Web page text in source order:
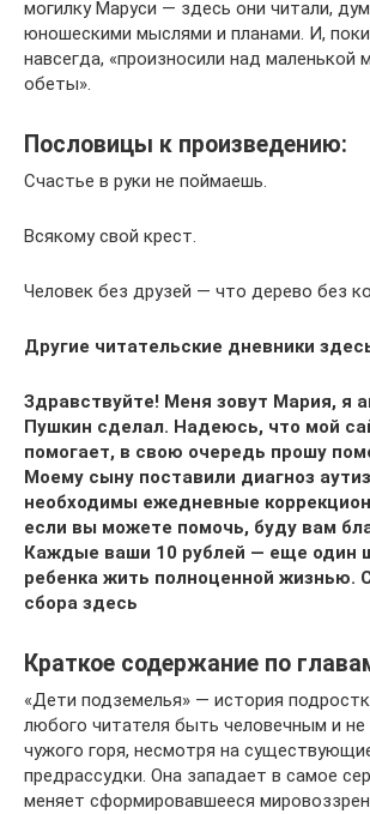
могилку Маруси — здесь они читали,
юношескими мыслями и планами. И,
навсегда, «произносили над маленькой
обеты».
Пословицы к произведению:
Счастье в руки не поймаешь.
Всякому свой крест.
Человек без друзей — что дерево без
Другие читательские дневники
Здравствуйте! Меня зовут Мария, я
Пушкин сделал. Надеюсь, что мой
помогает, в свою очередь прошу
Моему сыну поставили диагноз
необходимы ежедневные
если вы можете помочь, буду вам
Каждые ваши 10 рублей — еще один
ребенка жить полноценной жизнью.
сбора здесь
Краткое содержание по
«Дети подземелья» — история
любого читателя быть человечным и не
чужого горя, несмотря на
предрассудки. Она западает в самое
меняет сформировавшееся